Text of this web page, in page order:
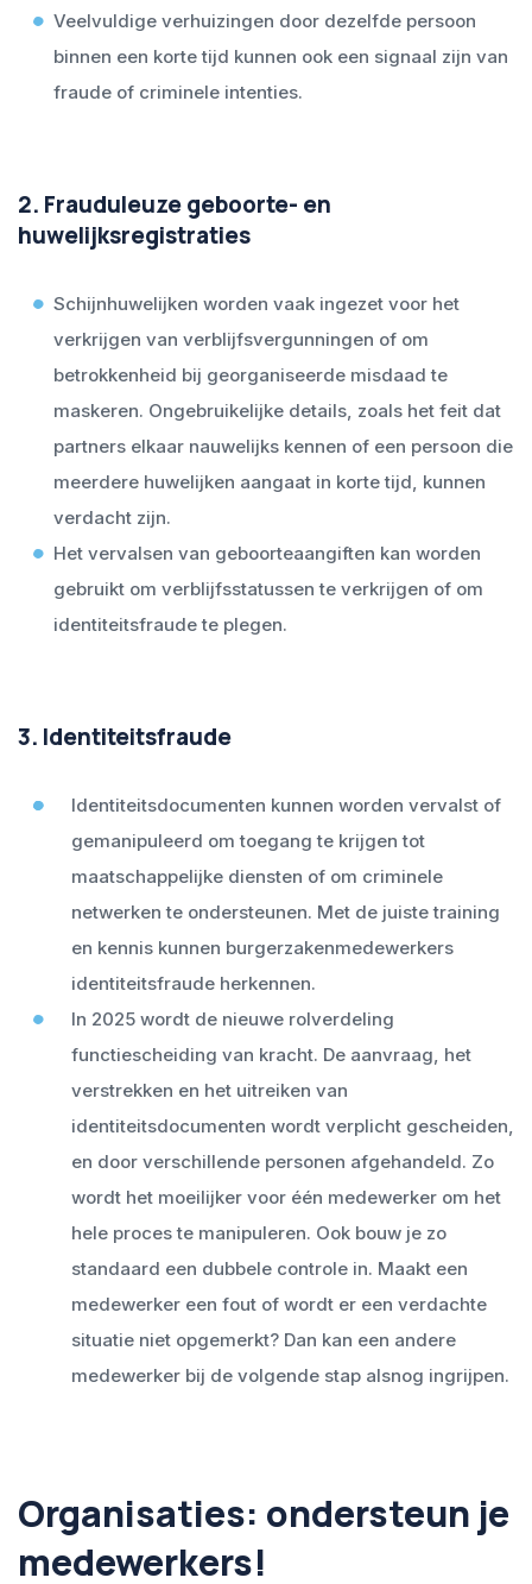
Veelvuldige verhuizingen door dezelfde persoon
binnen een korte tijd kunnen ook een signaal zijn van
fraude of criminele intenties.
2. Frauduleuze geboorte- en
huwelijksregistraties
Schijnhuwelijken worden vaak ingezet voor het
verkrijgen van verblijfsvergunningen of om
betrokkenheid bij georganiseerde misdaad te
maskeren. Ongebruikelijke details, zoals het feit dat
partners elkaar nauwelijks kennen of een persoon die
meerdere huwelijken aangaat in korte tijd, kunnen
verdacht zijn.
Het vervalsen van geboorteaangiften kan worden
gebruikt om verblijfsstatussen te verkrijgen of om
identiteitsfraude te plegen.
3. Identiteitsfraude
Identiteitsdocumenten kunnen worden vervalst of
gemanipuleerd om toegang te krijgen tot
maatschappelijke diensten of om criminele
netwerken te ondersteunen. Met de juiste training
en kennis kunnen burgerzakenmedewerkers
identiteitsfraude herkennen.
In 2025 wordt de nieuwe rolverdeling
functiescheiding van kracht. De aanvraag, het
verstrekken en het uitreiken van
identiteitsdocumenten wordt verplicht gescheiden,
en door verschillende personen afgehandeld. Zo
wordt het moeilijker voor één medewerker om het
hele proces te manipuleren. Ook bouw je zo
standaard een dubbele controle in. Maakt een
medewerker een fout of wordt er een verdachte
situatie niet opgemerkt? Dan kan een andere
medewerker bij de volgende stap alsnog ingrijpen.
Organisaties: ondersteun je
medewerkers!